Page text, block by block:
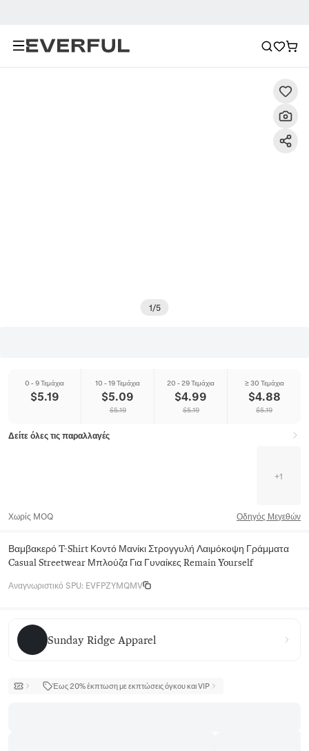
1/5
0 - 9 Τεμάχια
$5.19
10 - 19 Τεμάχια
$5.09
$5.19
20 - 29 Τεμάχια
$4.99
$5.19
≥ 30 Τεμάχια
$4.88
$5.19
Δείτε όλες τις παραλλαγές
+1
Χωρίς MOQ Οδηγός Μεγεθών
Βαμβακερό T-Shirt Κοντό Μανίκι Στρογγυλή Λαιμόκοψη Γράμματα
Casual Streetwear Μπλούζα Για Γυναίκες Remain Yourself
Αναγνωριστικό SPU: EVFPZYMQMV
Sunday Ridge Apparel
Sunday Ridge Apparel
Έως 20% έκπτωση με εκπτώσεις όγκου και VIP